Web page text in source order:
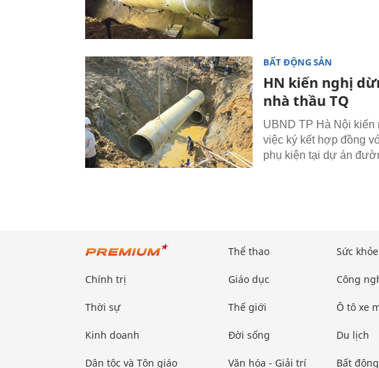
BẤT ĐỘNG SẢN
HN kiến nghị
nhà thầu TQ
UBND TP Hà Nội
việc ký kết hợp đồng
phụ kiện tại dự án
Chính trị
Thời sự
Kinh doanh
Dân tộc và Tôn giáo
Thể thao
Giáo dục
Thế giới
Đời sống
Văn hóa - Giải trí
Sức khỏe
Công
Ô tô xe
Du lịch
Bất